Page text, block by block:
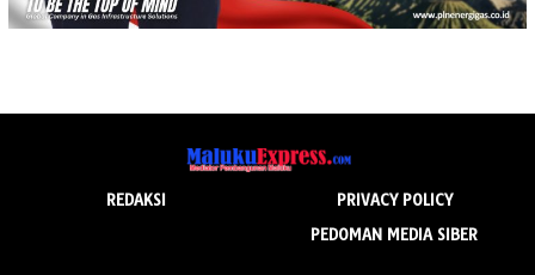
REDAKSI
PRIVACY POLICY
PEDOMAN MEDIA SIBER